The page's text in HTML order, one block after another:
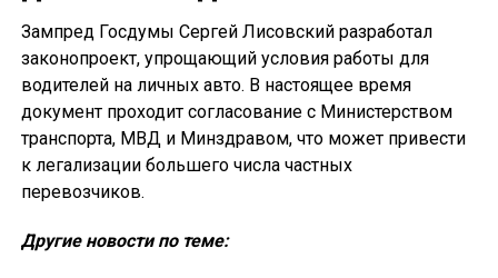
Зампред Госдумы Сергей Лисовский разработал
законопроект, упрощающий условия работы для
водителей на личных авто. В настоящее время
документ проходит согласование с Министерством
транспорта, МВД и Минздравом, что может привести
к легализации большего числа частных
перевозчиков.
Другие новости по теме: